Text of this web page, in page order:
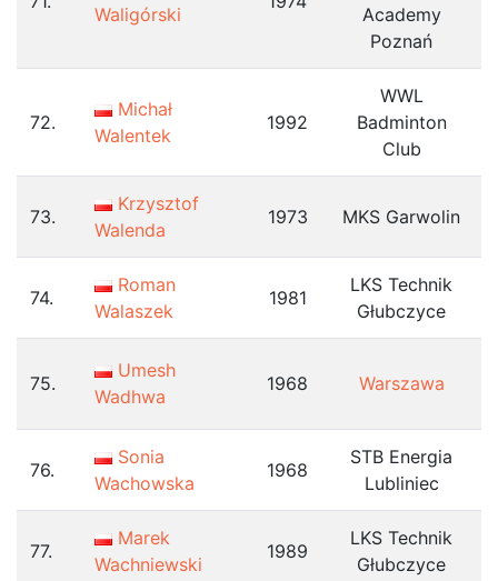
Waligórski
Academy
Poznań
72.
Michał
Walentek
1992
WWL
Badminton
Club
73.
Krzysztof
Walenda
1973 MKS Garwolin
74.
Roman
Walaszek
1981
LKS Technik
Głubczyce
75.
Umesh
Wadhwa
1968 Warszawa
76.
Sonia
Wachowska
1968
STB Energia
Lubliniec
77.
Marek
Wachniewski
1989
LKS Technik
Głubczyce